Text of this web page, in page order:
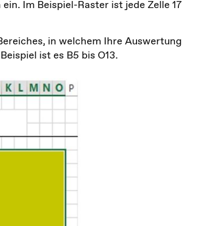
Im Beispiel-Raster ist jede Zelle 17
in welchem Ihre Auswertung
ist es B5 bis O13.